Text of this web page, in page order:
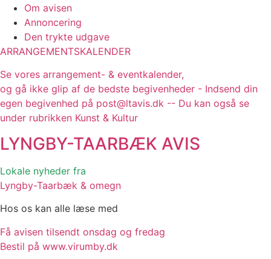
Om avisen
Annoncering
Den trykte udgave
ARRANGEMENTSKALENDER
Se vores arrangement- & eventkalender,
og gå ikke glip af de bedste begivenheder - Indsend din
egen begivenhed på post@ltavis.dk -- Du kan også se
under rubrikken Kunst & Kultur
LYNGBY-TAARBÆK AVIS
Lokale nyheder fra
Lyngby-Taarbæk & omegn
Hos os kan alle læse med
Få avisen tilsendt onsdag og fredag
Bestil på www.virumby.dk